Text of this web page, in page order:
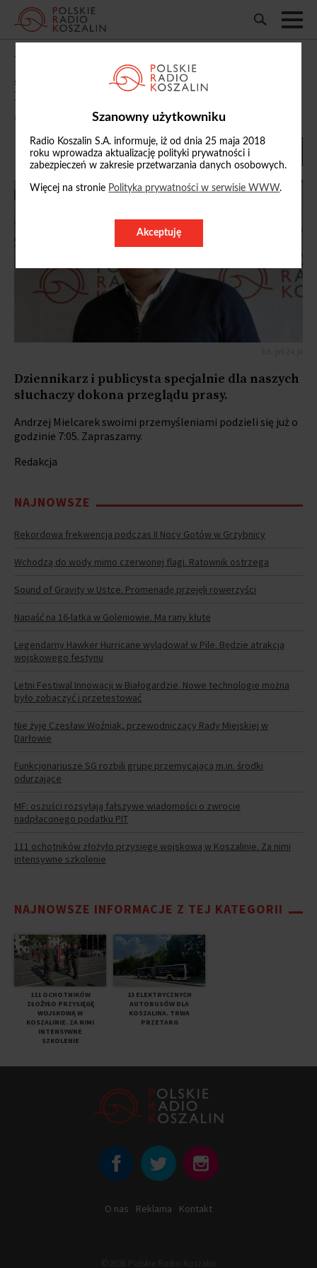
Szanowny użytkowniku
Radio Koszalin S.A. informuje, iż od dnia 25 maja 2018
roku wprowadza aktualizację polityki prywatności i
zabezpieczeń w zakresie przetwarzania danych osobowych.
Więcej na stronie Polityka prywatności w serwisie WWW.
Akceptuję
W czwartek gościem audycji
„Niegrzecznik prasowy” będzie Andrzej
Mielcarek
03/04/2019, 21:19
Dziennikarz i publicysta specjalnie dla naszych
słuchaczy dokona przeglądu prasy.
Andrzej Mielcarek swoimi przemyśleniami podzieli się już o
godzinie 7:05. Zapraszamy.
Redakcja
NAJNOWSZE
Rekordowa frekwencja podczas II Nocy Gotów w Grzybnicy
Wchodzą do wody mimo czerwonej flagi. Ratownik ostrzega
Sound of Gravity w Ustce. Promenadę przejęli rowerzyści
Napaść na 16-latka w Goleniowie. Ma rany kłute
Legendarny Hawker Hurricane wylądował w Pile. Będzie atrakcją
wojskowego festynu
Letni Festiwal Innowacji w Białogardzie. Nowe technologie można
było zobaczyć i przetestować
Nie żyje Czesław Woźniak, przewodniczący Rady Miejskiej w
Darłowie
Funkcjonariusze SG rozbili grupę przemycającą m.in. środki
odurzające
MF: oszuści rozsyłają fałszywe wiadomości o zwrocie
nadpłaconego podatku PIT
111 ochotników złożyło przysięgę wojskową w Koszalinie. Za nimi
intensywne szkolenie
NAJNOWSZE INFORMACJE Z TEJ KATEGORII
111 OCHOTNIKÓW
ZŁOŻYŁO PRZYSIĘGĘ
WOJSKOWĄ W
KOSZALINIE. ZA NIMI
INTENSYWNE
SZKOLENIE
13 ELEKTRYCZNYCH
AUTOBUSÓW DLA
KOSZALINA. TRWA
PRZETARG
O nas Reklama Kontakt